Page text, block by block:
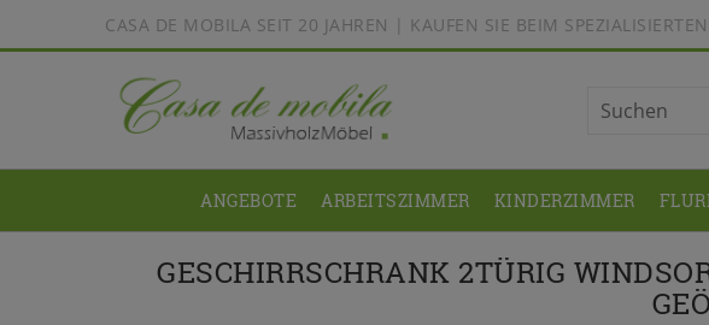
CASA DE MOBILA SEIT 20 JAHREN | KAUFEN SIE BEIM
ANGEBOTE ARBEITSZIMMER KINDERZIMMER
GESCHIRRSCHRANK 2TÜRIG